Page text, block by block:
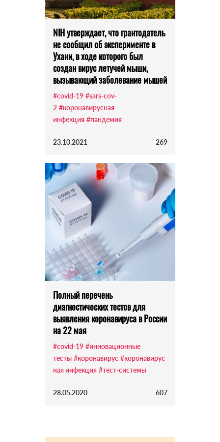
NIH утверждает, что грантодатель
не сообщил об эксперименте в
Ухани, в ходе которого был
создан вирус летучей мыши,
вызывающий заболевание мышей
#covid-19 #sars-cov-
2 #коронавирусная
инфекция #пандемия
23.10.2021 269
Полный перечень
диагностических тестов для
выявления коронавируса в России
на 22 мая
#covid-19 #инновационные
тесты #коронавирус #коронавирус
ная инфекция #тест-системы
28.05.2020 607